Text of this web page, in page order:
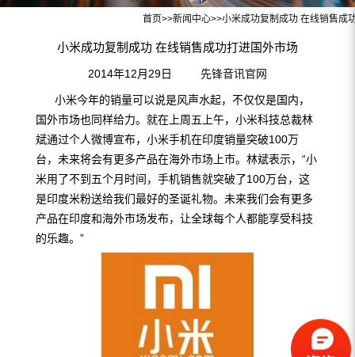
首页>>新闻中心>>小米成功复制成功 在线销售成
小米成功复制成功 在线销售成功打进国外市场
2014年12月29日 先锋音讯官网
小米今年的销量可以说是风声水起，不仅仅是国内，
国外市场也同样给力。就在上周五上午，小米科技总裁林
斌通过个人微博宣布，小米手机在印度销量突破100万
台，未来将会有更多产品在海外市场上市。林斌表示，“小
米用了不到五个月时间，手机销售就突破了100万台，这
是印度米粉送给我们最好的圣诞礼物。未来我们会有更多
产品在印度和海外市场发布，让全球每个人都能享受科技
的乐趣。”